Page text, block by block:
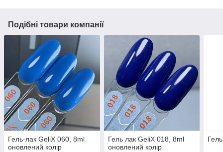
Подібні товари компанії
Гель-лак GeliX 060, 8ml
оновлений колір
Гель лак GeliX 018, 8ml
оновлений колір